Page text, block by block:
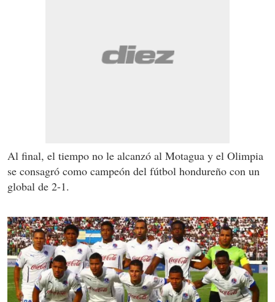
Al final, el tiempo no le alcanzó al Motagua y el Olimpia
se consagró como campeón del fútbol hondureño con un
global de 2-1.